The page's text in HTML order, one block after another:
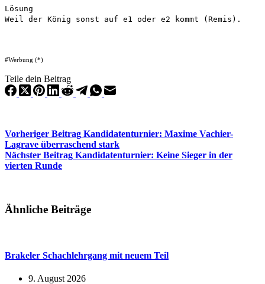
Lösung
Weil der König sonst auf e1 oder e2 kommt (Remis).
#Werbung (*)
Teile dein Beitrag
Vorheriger Beitrag Kandidatenturnier: Maxime Vachier-
Lagrave überraschend stark
Nächster Beitrag Kandidatenturnier: Keine Sieger in der
vierten Runde
Ähnliche Beiträge
Brakeler Schachlehrgang mit neuem Teil
9. August 2026